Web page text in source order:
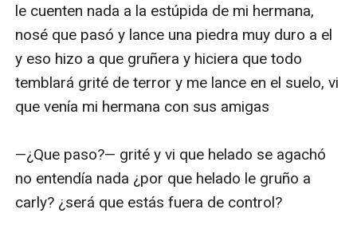
le cuenten nada a la estúpida de mi hermana,
nosé que pasó y lance una piedra muy duro a el
y eso hizo a que gruñera y hiciera que todo
temblará grité de terror y me lance en el suelo, vi
que venía mi hermana con sus amigas
—¿Que paso?— grité y vi que helado se agachó
no entendía nada ¿por que helado le gruño a
carly? ¿será que estás fuera de control?